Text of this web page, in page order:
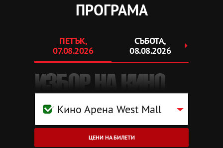
ПРОГРАМА
ПЕТЪК,
07.08.2026
СЪБОТА,
08.08.2026
ИЗБОР НА КИНО
Кино Арена West Mall
ЦЕНИ НА БИЛЕТИ